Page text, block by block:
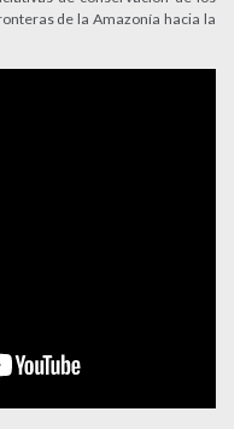
de la Amazonía hacia la